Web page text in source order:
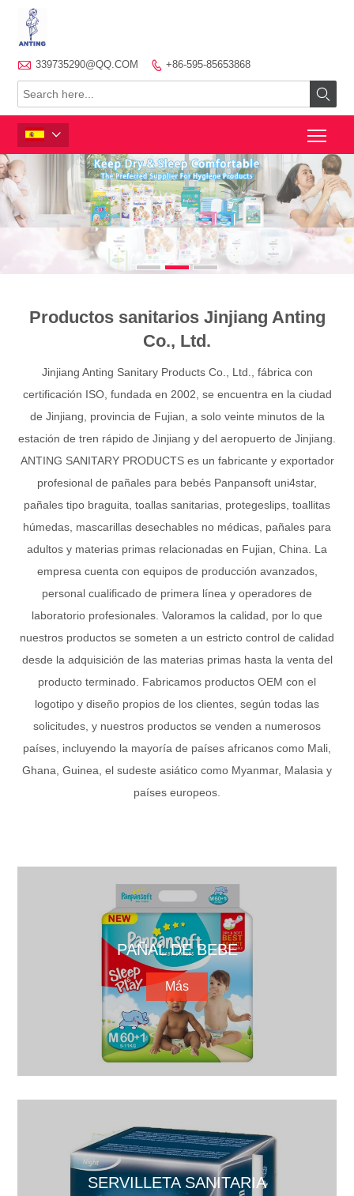
 339735290@QQ.COM  +86-595-85653868


Productos sanitarios Jinjiang Anting
Jinjiang Anting Sanitary Products Co., Ltd., fábrica con
certificación ISO, fundada en 2002, se encuentra en la ciudad
de Jinjiang, provincia de Fujian, a solo veinte minutos de la
estación de tren rápido de Jinjiang y del aeropuerto de Jinjiang.
ANTING SANITARY PRODUCTS es un fabricante y exportador
profesional de pañales para bebés Panpansoft uni4star,
pañales tipo braguita, toallas sanitarias, protegeslips, toallitas
húmedas, mascarillas desechables no médicas, pañales para
adultos y materias primas relacionadas en Fujian, China. La
empresa cuenta con equipos de producción avanzados,
personal cualificado de primera línea y operadores de
laboratorio profesionales. Valoramos la calidad, por lo que
nuestros productos se someten a un estricto control de calidad
desde la adquisición de las materias primas hasta la venta del
producto terminado. Fabricamos productos OEM con el
logotipo y diseño propios de los clientes, según todas las
solicitudes, y nuestros productos se venden a numerosos
países, incluyendo la mayoría de países africanos como Mali,
Ghana, Guinea, el sudeste asiático como Myanmar, Malasia y
países europeos.
PAÑAL DE BEBE
Más
SERVILLETA SANITARIA
Más